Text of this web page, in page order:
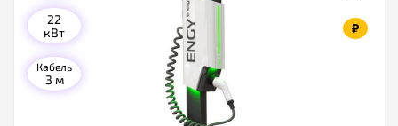
₽
22
кВт
Кабель
3 м